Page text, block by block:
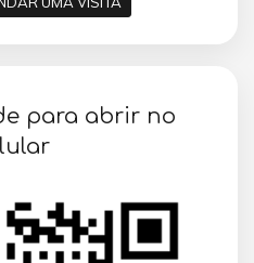
para abrir no